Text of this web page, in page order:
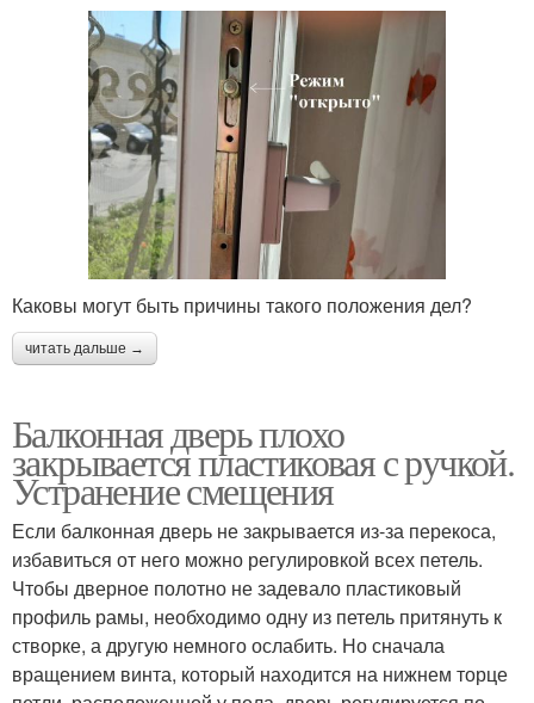
Каковы могут быть причины такого положения дел?
читать дальше →
Балконная дверь плохо
закрывается пластиковая с ручкой.
Устранение смещения
Если балконная дверь не закрывается из-за перекоса,
избавиться от него можно регулировкой всех петель.
Чтобы дверное полотно не задевало пластиковый
профиль рамы, необходимо одну из петель притянуть к
створке, а другую немного ослабить. Но сначала
вращением винта, который находится на нижнем торце